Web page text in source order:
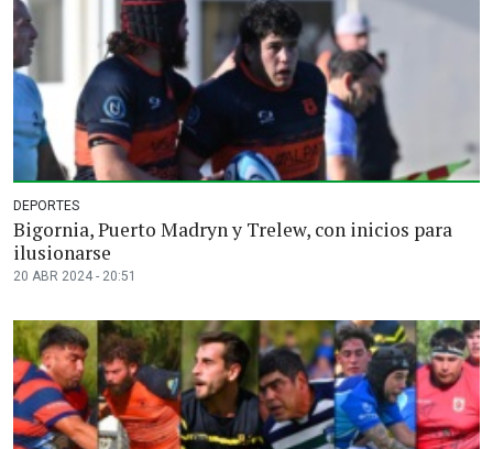
DEPORTES
Bigornia, Puerto Madryn y Trelew, con inicios para
ilusionarse
20 ABR 2024 - 20:51